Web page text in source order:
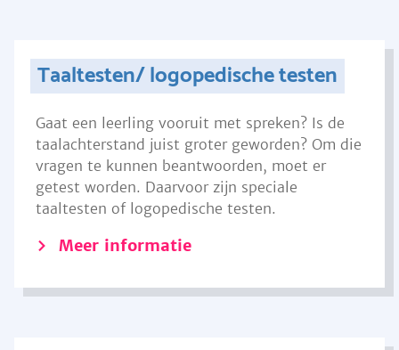
Taaltesten/ logopedische testen
Gaat een leerling vooruit met spreken? Is de
taalachterstand juist groter geworden? Om die
vragen te kunnen beantwoorden, moet er
getest worden. Daarvoor zijn speciale
taaltesten of logopedische testen.
Meer informatie